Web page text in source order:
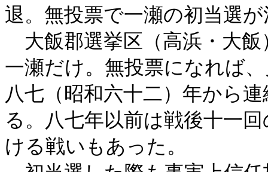
退。無投票で一瀬の初当選
大飯郡選挙区（高浜・大
一瀬だけ。無投票になれば
八七（昭和六十二）年から
る。八七年以前は戦後十一
ける戦いもあった。